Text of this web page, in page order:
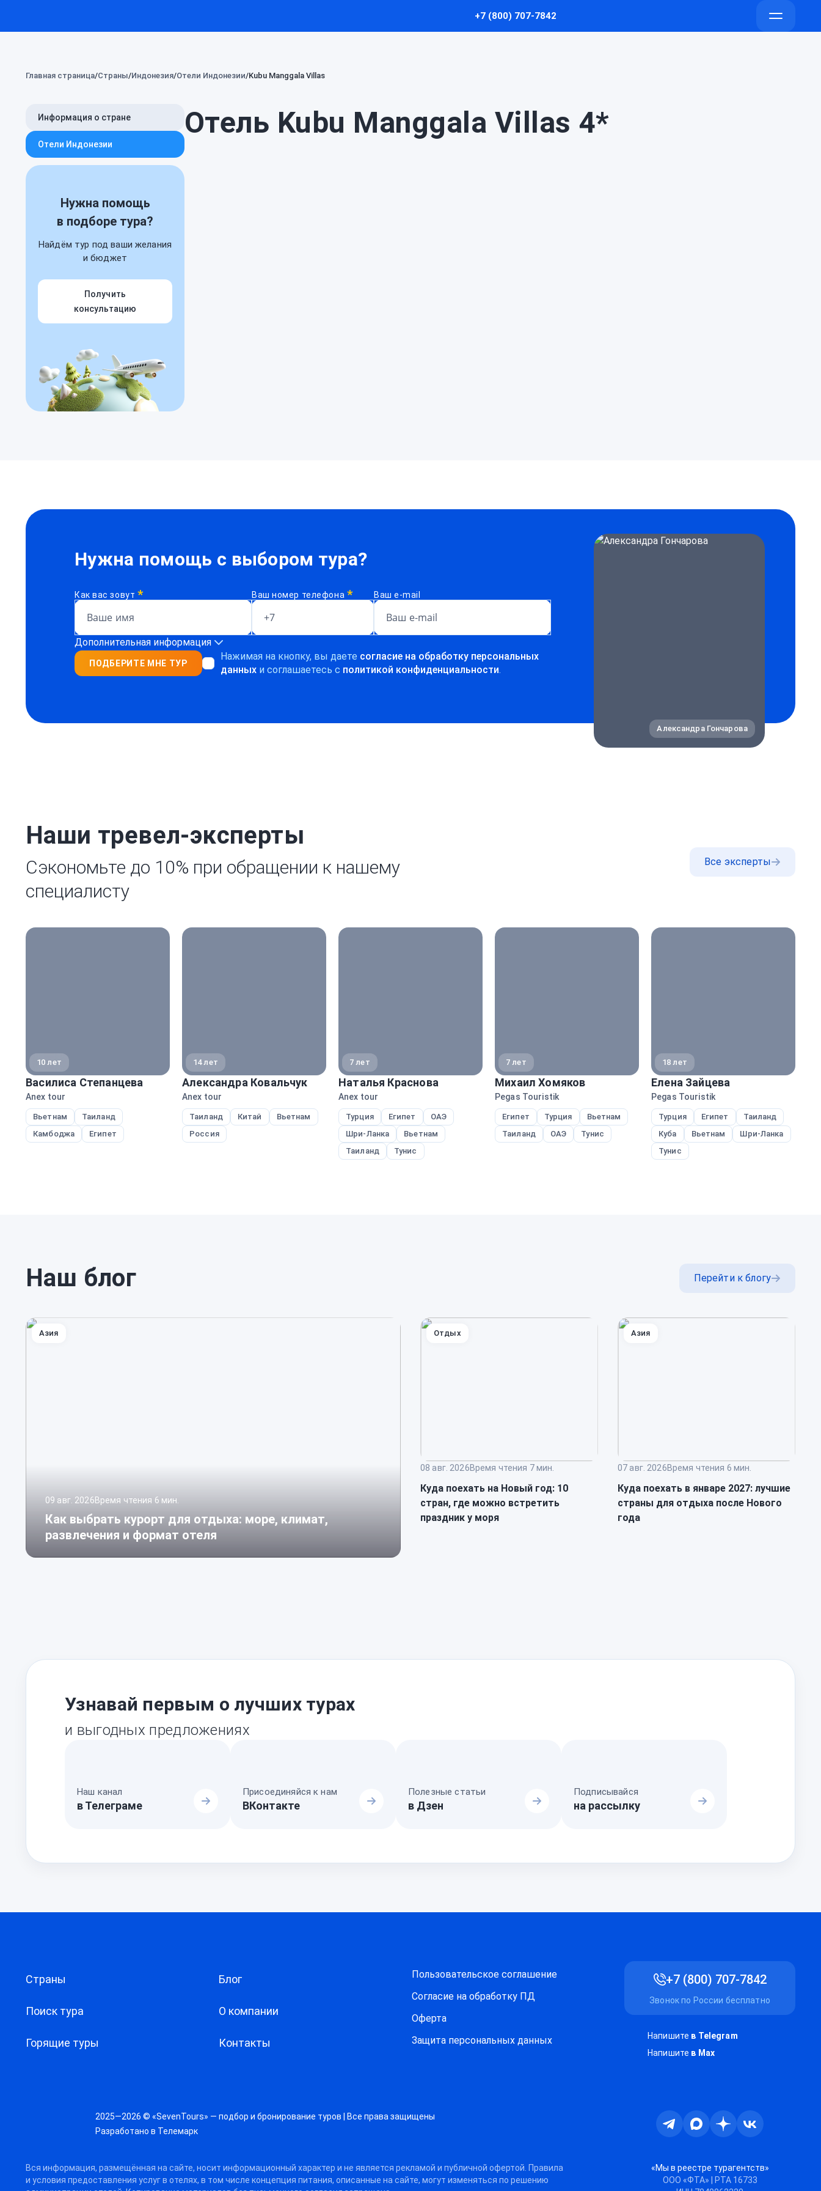
+7 (800) 707-7842
Открыть
Главная страница Страны Индонезия Отели Индонезии Kubu Manggala Villas
Отель Kubu Manggala Villas 4*
Информация о стране
Отели Индонезии
Нужна помощь
в подборе тура?
Найдём тур под ваши желания
и бюджет
Получить
консультацию
Нужна помощь с выбором тура?
Как вас зовут * Ваш номер телефона * Ваш e-mail
Дополнительная информация
ПОДБЕРИТЕ МНЕ ТУР
Нажимая на кнопку, вы даете согласие на обработку персональных
данныхи соглашаетесь c политикой конфиденциальности.
Александра Гончарова
Наши тревел-эксперты
Сэкономьте до 10% при обращении к нашему
специалисту
Все эксперты
10 лет
Василиса Степанцева
Anex tour
Вьетнам
Таиланд
Камбоджа
Египет
14 лет
Александра Ковальчук
Anex tour
Таиланд Китай
Вьетнам
Россия
7 лет
Наталья Краснова
Anex tour
Турция Египет
ОАЭ
Шри-Ланка
Вьетнам
Таиланд
Тунис
7 лет
Михаил Хомяков
Pegas Touristik
Египет Турция
Вьетнам
Таиланд
ОАЭ Тунис
18 лет
Елена Зайцева
Pegas Touristik
Турция Египет
Таиланд
Куба
Вьетнам
Шри-Ланка
Тунис
Наш блог Перейти к блогу
09 авг. 2026Время чтения 6 мин.
Как выбрать курорт для отдыха: море, климат,
развлечения и формат отеля
Азия
08 авг. 2026Время чтения 7 мин.
Куда поехать на Новый год: 10
стран, где можно встретить
праздник у моря
Отдых
07 авг. 2026Время чтения 6 мин.
Куда поехать в январе 2027: лучшие
страны для отдыха после Нового
года
Азия
Узнавай первым о лучших турах
и выгодных предложениях
Наш канал
в Телеграме
Присоединяйся к нам
ВКонтакте
Полезные статьи
в Дзен
Подписывайся
на рассылку
Страны
Поиск тура
Горящие туры
Блог
О компании
Контакты
Пользовательское соглашение
Согласие на обработку ПД
Оферта
Защитa персональных данных
+7 (800) 707-7842
Звонок по России бесплатно
Напишите в Telegram
Напишите в Max
2025—2026 © «SevenTours» — подбор и бронирование туров | Все права защищены
Разработано в Телемарк
Телеграм
Max Дзен ВКонтакте
Вся информация, размещённая на сайте, носит информационный характер и не является рекламой и публичной офертой. Правила
и условия предоставления услуг в отелях, в том числе концепция питания, описанные на сайте, могут изменяться по решению
«Мы в реестре турагентств»
ООО «ФТА» | РТА 16733